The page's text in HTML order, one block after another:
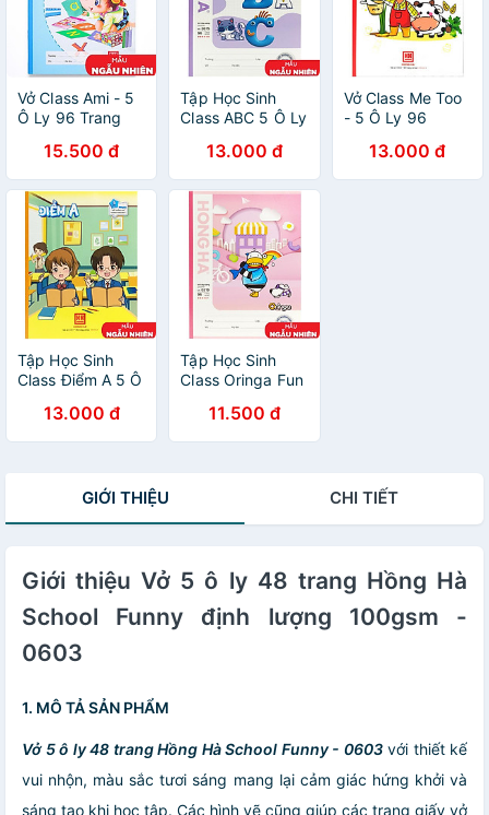
Vở Class Ami - 5
Ô Ly 96 Trang
Hồng Hà TM-
0372 (Mẫu Màu
Giao Ngẫu
Nhiên)
15.500 đ
Tập Học Sinh
Class ABC 5 Ô Ly
100gsm - Hồng
Hà 0315 (Mẫu
Sản Phẩm Giao
Ngẫu Nhiên)
13.000 đ
Vở Class Me Too
- 5 Ô Ly 96
Hồng Hà 0303
(Mẫu Màu Giao
13.000 đ
Tập Học Sinh
Class Điểm A 5 Ô
Trang 100gsm -
Hồng Hà 0317
13.000 đ
Tập Học Sinh
Class Oringa Fun
Trang 80gsm -
Hồng Hà 0319
11.500 đ
GIỚI THIỆU CHI TIẾT
Giới thiệu Vở 5 ô ly 48 trang Hồng Hà
School Funny định lượng 100gsm -
0603
1. MÔ TẢ SẢN PHẨM
Vở 5 ô ly 48 trang Hồng Hà School Funny - 0603với thiết kế
vui nhộn, màu sắc tươi sáng mang lại cảm giác hứng khởi và
sáng tạo khi học tập. Các hình vẽ cũng giúp các trang giấy vở